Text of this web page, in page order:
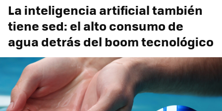
La inteligencia artificial también
tiene sed: el alto consumo de
agua detrás del boom tecnológico